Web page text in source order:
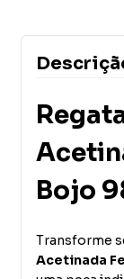
Bojo
Transforme
Acetinada